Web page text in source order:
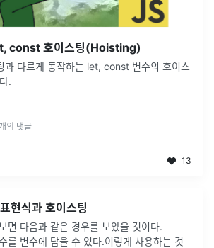
const 호이스팅(Hoisting)
과 다르게 동작하는 let, const 변수의 호이스
.
개의 댓글
13
현식과 호이스팅
면 다음과 같은 경우를 보았을 것이다.
변수에 담을 수 있다.이렇게 사용하는 것